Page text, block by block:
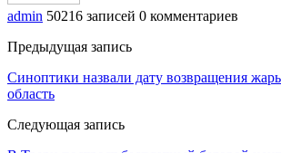
admin 50216 записей 0 комментариев
Предыдущая запись
Синоптики назвали дату возвращения
область
Следующая запись